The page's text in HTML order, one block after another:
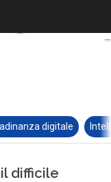
digitale
difficile